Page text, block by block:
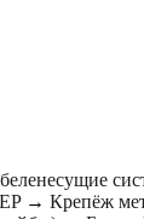
→ Крепёж